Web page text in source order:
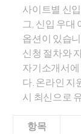
사이트별 신
그, 신입 우대
옵션이 있습
신청 절차와
자기소개서
다. 온라인 지
시 최신으로
항목